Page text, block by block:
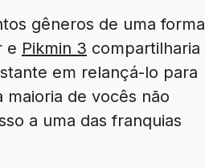
gêneros de uma forma
e Pikmin 3 compartilharia
em relançá-lo para
de vocês não
a uma das franquias